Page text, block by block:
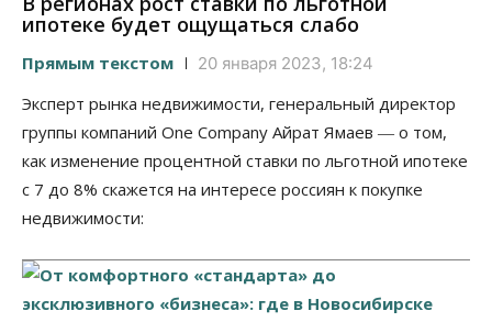
ипотеке будет ощущаться слабо
Прямым текстом 20 января 2023, 18:24
Эксперт рынка недвижимости, генеральный директор
группы компаний One Company Айрат Ямаев ― о том,
как изменение процентной ставки по льготной ипотеке
с 7 до 8% скажется на интересе россиян к покупке
недвижимости: